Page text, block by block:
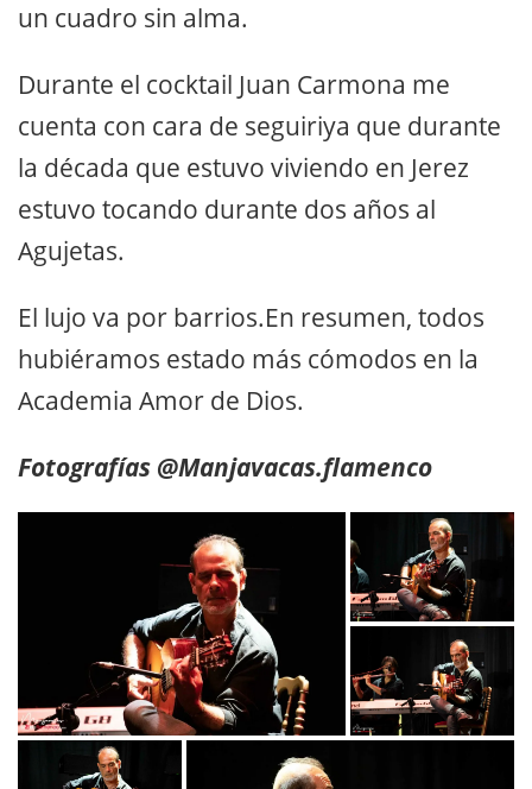
un cuadro sin alma.
Durante el cocktail Juan Carmona me
cuenta con cara de seguiriya que durante
la década que estuvo viviendo en Jerez
estuvo tocando durante dos años al
Agujetas.
El lujo va por barrios.En resumen, todos
hubiéramos estado más cómodos en la
Academia Amor de Dios.
Fotografías @Manjavacas.flamenco